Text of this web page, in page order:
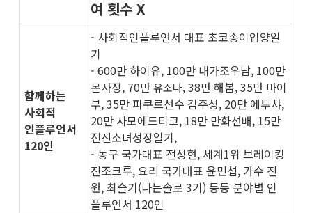
여 횟수 X
함께하는
사회적
인플루언서
120인
- 사회적인플루언서 대표 초코송이입양일
기
- 600만 하이유, 100만 내가조우남, 100만
몬사장, 70만유소나,38만 해봄, 35만 마이
부, 35만 파쿠르선수 김주성, 20만 에투샤,
20만 사모에드티코, 18만 만화선배, 15만
전진소녀성장일기,
- 농구 국가대표 전성현, 세계1위 브레이킹
진조크루, 요리 국가대표 윤민섭, 가수 진
원, 최슬기(나는솔로 3기) 등등 분야별 인
플루언서 120인